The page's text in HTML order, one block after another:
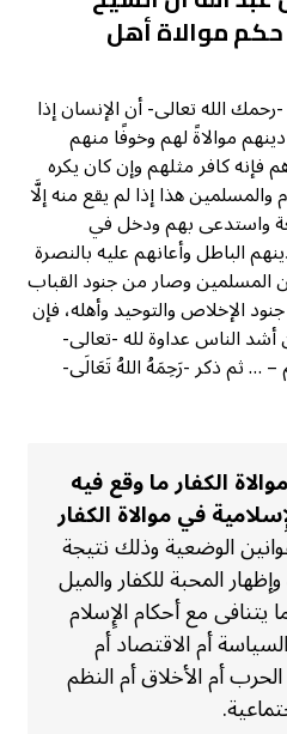
حكم موالاة أهل
الله تعالى- أن الإنسان إذا
موالاةً لهم وخوفًا منهم
فإنه كافر مثلهم وإن كان يكره
هذا إذا لم يقع منه إلَّا
واستدعى بهم ودخل في
الباطل وأعانهم عليه بالنصرة
المسلمين وصار من جنود القباب
الإخلاص والتوحيد وأهله، فإن
الناس عداوة لله -تعالى-
… ثم ذكر -رَحِمَهُ اللهُ تَعَالَى-
الكفار ما وقع فيه
في موالاة الكفار
الوضعية وذلك نتيجة
المحبة للكفار والميل
مع أحكام الإِسلام
أم الاقتصاد أم
أم الأخلاق أم النظم